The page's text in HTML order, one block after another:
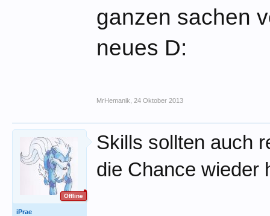
ganzen sachen
neues D:
MrHemanik 24 Oktober 2013
Offline
iPrae
Skills sollten auch
die Chance wieder